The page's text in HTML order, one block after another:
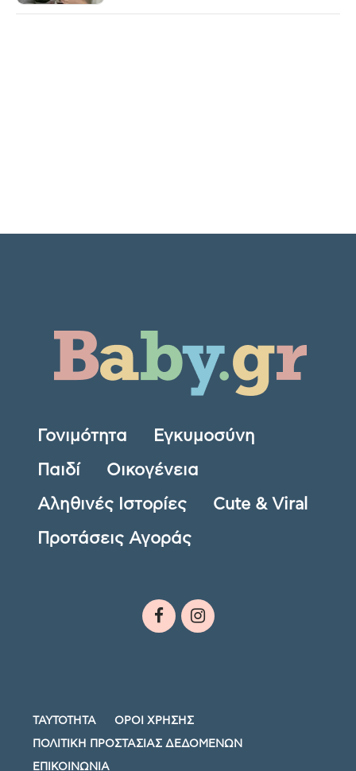
Γονιμότητα Εγκυμοσύνη
Παιδί Οικογένεια
Αληθινές Ιστορίες Cute & Viral
Προτάσεις Αγοράς
ΤΑΥΤΟΤΗΤΑ ΟΡΟΙ ΧΡΗΣΗΣ
ΠΟΛΙΤΙΚΗ ΠΡΟΣΤΑΣΙΑΣ ΔΕΔΟΜΕΝΩΝ
ΕΠΙΚΟΙΝΩΝΙΑ